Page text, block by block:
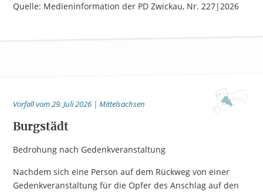
Quelle: Medieninformation der PD Zwickau, Nr. 227|2026
Vorfall vom 29. Juli 2026 | Mittelsachsen
Burgstädt
Bedrohung nach Gedenkveranstaltung
Nachdem sich eine Person auf dem Rückweg von einer
Gedenkveranstaltung für die Opfer des Anschlag auf den